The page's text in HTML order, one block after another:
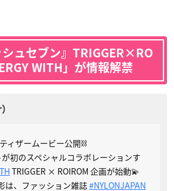
シュセブン』TRIGGER×RO
WITH」が情報解禁
ティザームービー公開⛓️
初のスペシャルコラボレーションす
TRIGGER × ROIROM 企画が始動💫
は、ファッション雑誌#NYLONJAPAN